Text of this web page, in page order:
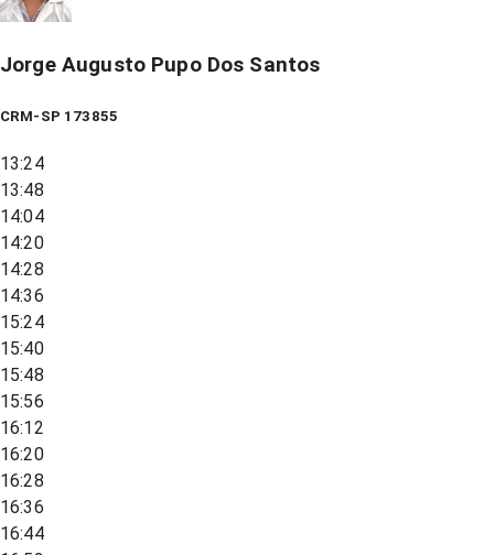
Jorge Augusto Pupo Dos Santos
CRM-SP 173855
13:24
13:48
14:04
14:20
14:28
14:36
15:24
15:40
15:48
15:56
16:12
16:20
16:28
16:36
16:44